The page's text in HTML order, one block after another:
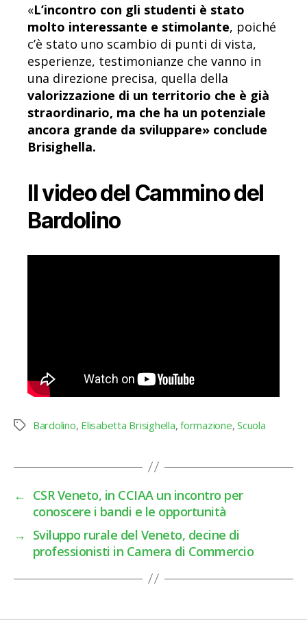
«L’incontro con gli studenti è stato
molto interessante e stimolante, poiché
c’è stato uno scambio di punti di vista,
esperienze, testimonianze che vanno in
una direzione precisa, quella della
valorizzazione di un territorio che è già
straordinario, ma che ha un potenziale
ancora grande da sviluppare» conclude
Brisighella.
Il video del Cammino del
Bardolino
Tag Bardolino, Elisabetta Brisighella,formazione,Scuola
← CSR Veneto, in CCIAA un incontro per
conoscere i bandi e le opportunità
→ Sviluppo rurale del Veneto, decine di
professionisti in Camera di Commercio